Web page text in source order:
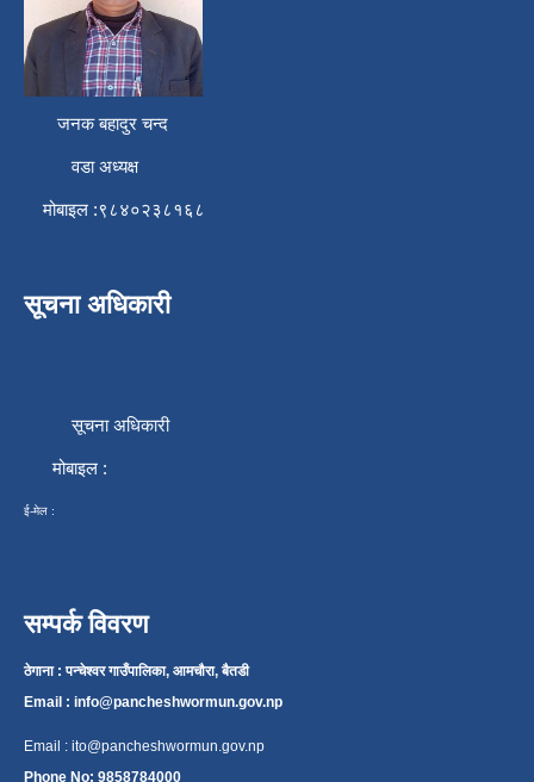
जनक बहादुर चन्द
वडा अध्यक्ष
मोबाइल :९८४०२३८१६८
सूचना अधिकारी
सूचना अधिकारी
मोबाइल :
ई-मेल :
सम्पर्क विवरण
ठेगाना : पन्चेश्वर गाउँपालिका, आमचौरा, बैतडी
Email : info@pancheshwormun.gov.np
Email : ito@pancheshwormun.gov.np
Phone No: 9858784000